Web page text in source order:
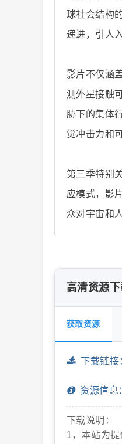
球社会结构
递进，引人
影片不仅涵
测外星接触
胁下的集体
觉冲击力和
第三季特别
应模式，影
众对宇宙和
高清资源
获取资源
下载链接
资源信息
下载说明：
1，本站为